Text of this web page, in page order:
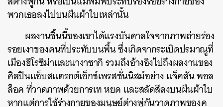
พวกเธอลงไปบนผืนผ้าใบเหล่านั้น
ผลงานชิ้นนี้ของเขาได้แรงบันดาลใจจากภาพถ่ายร่อง
รอยเงาของคนที่ประทับบนพื้น ซึ่งเกิดจากระเบิดปรมาณูที่
เมืองฮิโรชิม่าและนางาซากิ รวมถึงอ้างอิงไปถึงผลงานของ
ศิลปินแอ็บสแตรกต์เอ็กซ์เพรสชั่นนิสม์อย่าง แจ็คสัน พอล
ล็อค ที่วาดภาพด้วยการเท หยด และสลัดสีลงบนผืนผ้าใบ
หากแต่การใช้ร่างกายของมนุษย์ต่างพู่กันวาดภาพของค